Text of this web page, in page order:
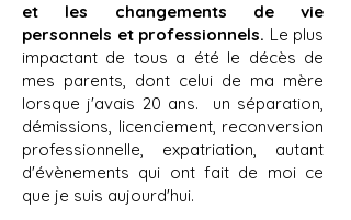
et les changements de vie
personnels et professionnels. Le plus
impactant de tous a été le décès de
mes parents, dont celui de ma mère
lorsque j'avais 20 ans. un séparation,
démissions, licenciement, reconversion
professionnelle, expatriation, autant
d'évènements qui ont fait de moi ce
que je suis aujourd'hui.